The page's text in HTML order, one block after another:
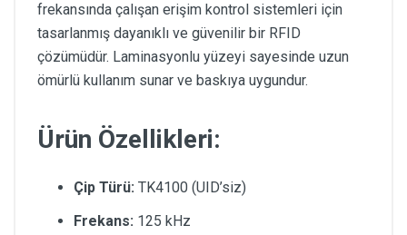
frekansında çalışan erişim kontrol sistemleri için
tasarlanmış dayanıklı ve güvenilir bir RFID
çözümüdür. Laminasyonlu yüzeyi sayesinde uzun
ömürlü kullanım sunar ve baskıya uygundur.
Ürün Özellikleri:
Çip Türü: TK4100 (UID’siz)
Frekans: 125 kHz